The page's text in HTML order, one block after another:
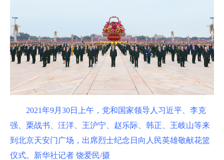
2021年9月30日上午，党和国家领导人习近平、李克
强、栗战书、汪洋、王沪宁、赵乐际、韩正、王岐山等来
到北京天安门广场，出席烈士纪念日向人民英雄敬献花篮
仪式。新华社记者 饶爱民/摄